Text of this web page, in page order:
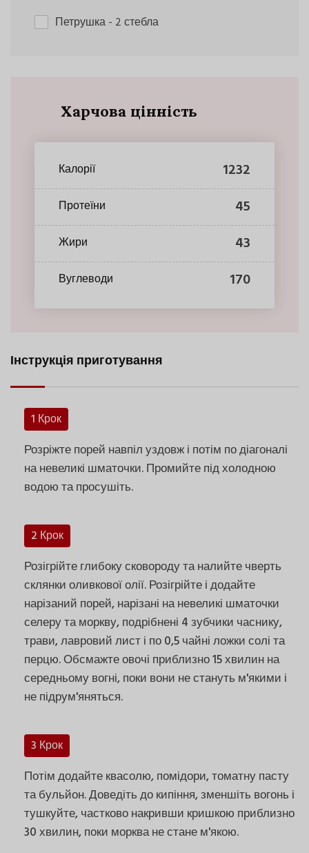
Петрушка- 2 стебла
Харчова цінність
Калорії 1232
Протеїни 45
Жири 43
Вуглеводи 170
Інструкція приготування
1 Крок
Розріжте порей навпіл уздовж і потім по діагоналі
на невеликі шматочки. Промийте під холодною
водою та просушіть.
2 Крок
Розігрійте глибоку сковороду та налийте чверть
склянки оливкової олії. Розігрійте і додайте
нарізаний порей, нарізані на невеликі шматочки
селеру та моркву, подрібнені 4 зубчики часнику,
трави, лавровий лист і по 0,5 чайні ложки солі та
перцю. Обсмажте овочі приблизно 15 хвилин на
середньому вогні, поки вони не стануть м'якими і
не підрум'яняться.
3 Крок
Потім додайте квасолю, помідори, томатну пасту
та бульйон. Доведіть до кипіння, зменшіть вогонь і
тушкуйте, частково накривши кришкою приблизно
30 хвилин, поки морква не стане м'якою.